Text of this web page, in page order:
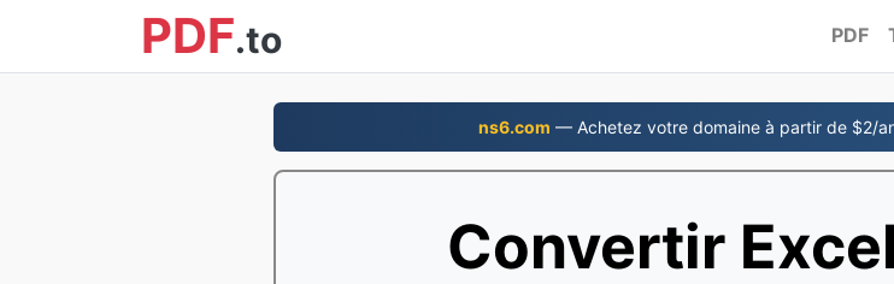
PDF.to PDF
ns6.com — Achetez votre domaine à partir de $2/
Convertir